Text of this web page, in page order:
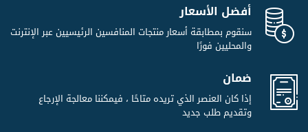
أفضل الأسعار
سنقوم بمطابقة أسعار منتجات المنافسين الرئيسيين عبر الإنترنت
والمحليين فورًا
ضمان
إذا كان العنصر الذي تريده متاحًا ، فيمكننا معالجة الإرجاع
وتقديم طلب جديد